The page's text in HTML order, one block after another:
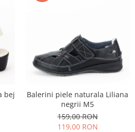
bej
Balerini piele naturala Liliana
negrii M5
159,00 RON
119,00 RON